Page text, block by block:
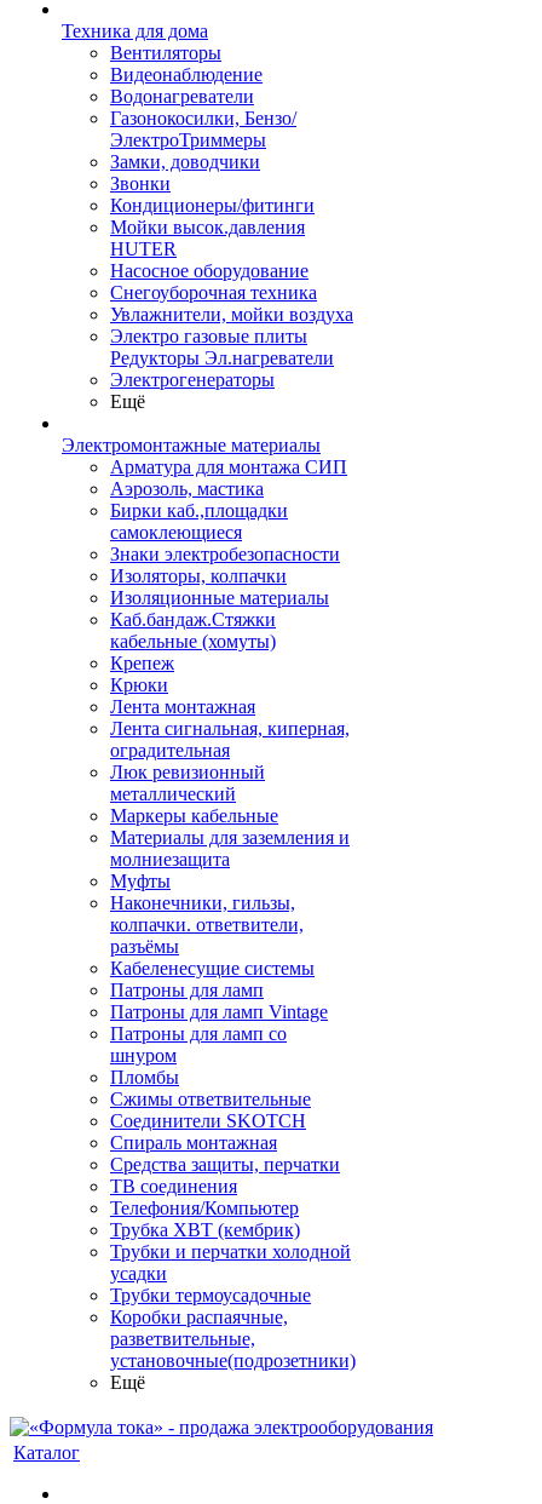
Техника для дома
Вентиляторы
Видеонаблюдение
Водонагреватели
Газонокосилки, Бензо/
ЭлектроТриммеры
Замки, доводчики
Звонки
Кондиционеры/фитинги
Мойки высок.давления
HUTER
Насосное оборудование
Снегоуборочная техника
Увлажнители, мойки воздуха
Электро газовые плиты
Редукторы Эл.нагреватели
Электрогенераторы
Ещё
Электромонтажные материалы
Арматура для монтажа СИП
Аэрозоль, мастика
Бирки каб.,площадки
самоклеющиеся
Знаки электробезопасности
Изоляторы, колпачки
Изоляционные материалы
Каб.бандаж.Стяжки
кабельные (хомуты)
Крепеж
Крюки
Лента монтажная
Лента сигнальная, киперная,
оградительная
Люк ревизионный
металлический
Маркеры кабельные
Материалы для заземления и
молниезащита
Муфты
Наконечники, гильзы,
колпачки. ответвители,
разъёмы
Кабеленесущие системы
Патроны для ламп
Патроны для ламп Vintage
Патроны для ламп со
шнуром
Пломбы
Сжимы ответвительные
Соединители SKOTCH
Спираль монтажная
Средства защиты, перчатки
ТВ соединения
Телефония/Компьютер
Трубка ХВТ (кембрик)
Трубки и перчатки холодной
усадки
Трубки термоусадочные
Коробки распаячные,
разветвительные,
установочные(подрозетники)
Ещё
Каталог